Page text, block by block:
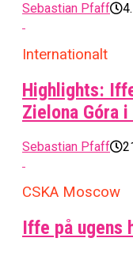
Sebastian Pfaff
Internationalt
Highlights:
Zielona Góra
Sebastian Pfaff
CSKA Moscow
Iffe på ugens